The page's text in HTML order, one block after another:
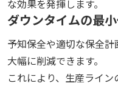
な効果を発揮します。
ダウンタイムの最
予知保全や適切な保全
大幅に削減できます。
これにより、生産ライ